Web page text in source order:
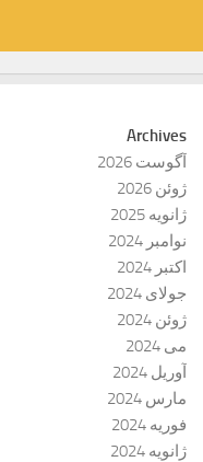
Archives
آگوست 2026
ژوئن 2026
ژانویه 2025
نوامبر 2024
اکتبر 2024
جولای 2024
ژوئن 2024
می 2024
آوریل 2024
مارس 2024
فوریه 2024
ژانویه 2024